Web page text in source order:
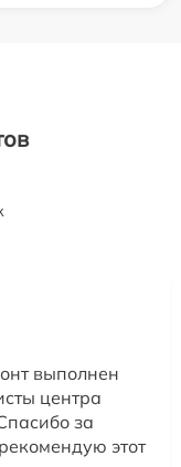
выполнен
центра
за
этот